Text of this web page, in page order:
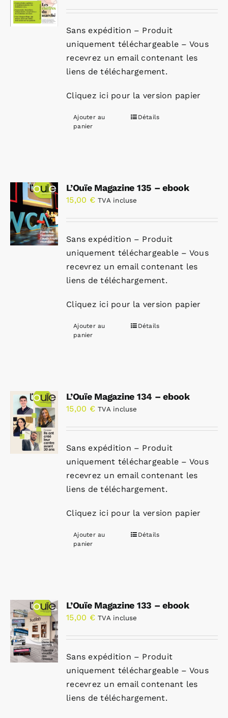
Sans expédition – Produit
uniquement téléchargeable – Vous
recevrez un email contenant les
liens de téléchargement.
Cliquez ici pour la version papier
Ajouter au
panier
Détails
L’Ouïe Magazine 135 – ebook
15,00 € TVA incluse
Sans expédition – Produit
uniquement téléchargeable – Vous
recevrez un email contenant les
liens de téléchargement.
Cliquez ici pour la version papier
Ajouter au
panier
Détails
L’Ouïe Magazine 134 – ebook
15,00 € TVA incluse
Sans expédition – Produit
uniquement téléchargeable – Vous
recevrez un email contenant les
liens de téléchargement.
Cliquez ici pour la version papier
Ajouter au
panier
Détails
L’Ouïe Magazine 133 – ebook
15,00 € TVA incluse
Sans expédition – Produit
uniquement téléchargeable – Vous
recevrez un email contenant les
liens de téléchargement.